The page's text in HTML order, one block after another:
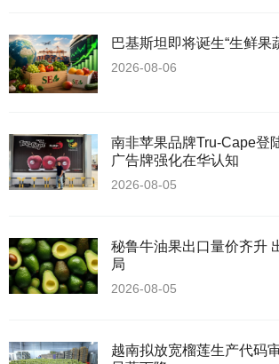
巴基斯坦即将诞生“生鲜果
2026-08-06
南非苹果品牌Tru-Cape登
广告牌强化在华认知
2026-08-05
秘鲁牛油果出口量价齐升 出口创纪录已成定
局
2026-08-05
越南拟放宽榴莲生产代码审批 出口合